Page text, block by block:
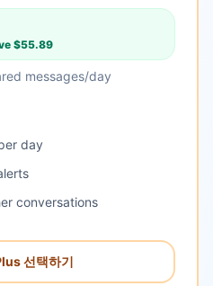
$55.89
messages/day
day
conversations
선택하기